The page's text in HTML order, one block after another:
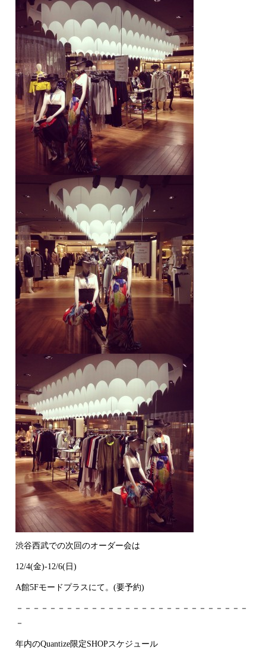
渋谷西武での次回のオーダー会は
12/4(金)-12/6(日)
A館5Fモードプラスにて。(要予約)
－－－－－－－－－－－－－－－－－－－－－－－－－－－－
－
年内のQuantize限定SHOPスケジュール